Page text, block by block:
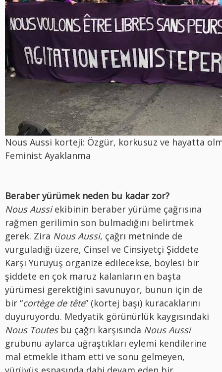
Nous Aussi korteji: Özgür, korkusuz ve hayatta
Feminist Ayaklanma
Beraber yürümek neden bu kadar zor?
Nous Aussiekibinin beraber yürüme çağrısına
rağmen gerilimin son bulmadığını belirtmek
gerek. Zira Nous Aussi, çağrı metninde de
vurguladığı üzere, Cinsel ve Cinsiyetçi Şiddete
Karşı Yürüyüş organize edilecekse, böylesi bir
şiddete en çok maruz kalanların en başta
yürümesi gerektiğini savunuyor, bunun için de
bir “cortège de tête” (kortej başı) kuracaklarını
duyuruyordu. Medyatik görünürlük kaygısındaki
Nous Toutesbu çağrı karşısında Nous Aussi
grubunu aylarca uğraştıkları eylemi kendilerine
mal etmekle itham etti ve sonu gelmeyen,